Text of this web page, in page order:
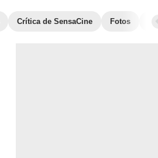
Crítica de SensaCine Fotos